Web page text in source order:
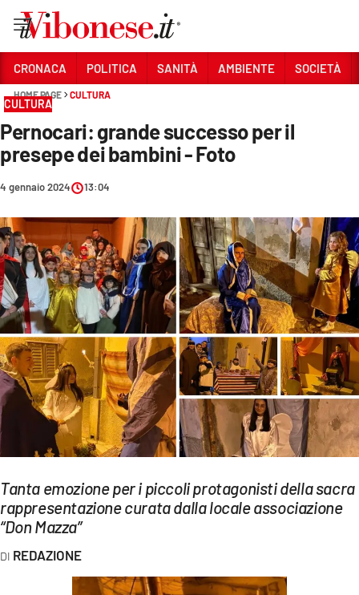
Sezioni
CRONACA
POLITICA
SANITÀ
AMBIENTE
SOCIETÀ
CULTURA
ECONOMIA E LAVORO
EVENTI
SPORT
Streaming
LAC NETWORK
CRONACA POLITICA SANITÀ AMBIENTE SOCIETÀ
HOME PAGE CULTURA
CULTURA
Pernocari: grande successo per il
presepe dei bambini - Foto
4 gennaio 2024 13:04
Tanta emozione per i piccoli protagonisti della sacra
rappresentazione curata dalla locale associazione
“Don Mazza”
REDAZIONE